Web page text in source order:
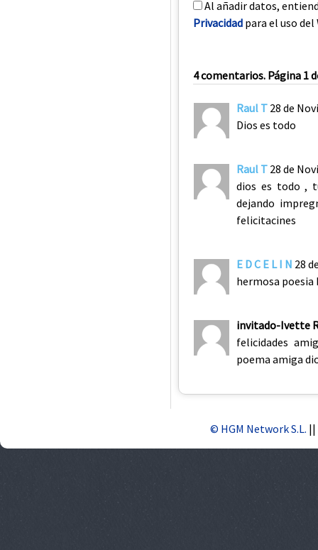
Al añadir datos,
Privacidad para el uso del
4 comentarios. Página 1
Raul T 28 de
Dios es todo
Raul T 28 de
dios es todo ,
dejando
felicitacines
E D C E L I N 28
hermosa poesia
invitado-Ivette
felicidades
poema amiga
© HGM Network S.L. ||